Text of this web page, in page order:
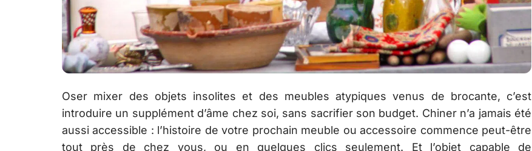
Oser mixer des objets insolites et des meubles atypiques venus de brocante, c’est
introduire un supplément d’âme chez soi, sans sacrifier son budget. Chiner n’a jamais été
aussi accessible : l’histoire de votre prochain meuble ou accessoire commence peut-être
tout près de chez vous, ou en quelques clics seulement. Et l’objet capable de